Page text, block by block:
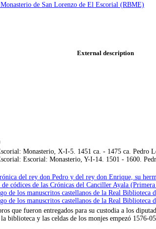
de San Lorenzo de El Escorial (RBME)
External description
Monasterio, X-I-5. 1451 ca. - 1475 ca. Pedro
Escorial: Monasterio, Y-I-14. 1501 - 1600.
del rey don Pedro y del rey don Enrique, su
códices de las Crónicas del Canciller Ayala
de los manuscritos castellanos de la Real Biblioteca
de los manuscritos castellanos de la Real Biblioteca
que fueron entregados para su custodia a los
biblioteca y las celdas de los monjes empezó 1576-